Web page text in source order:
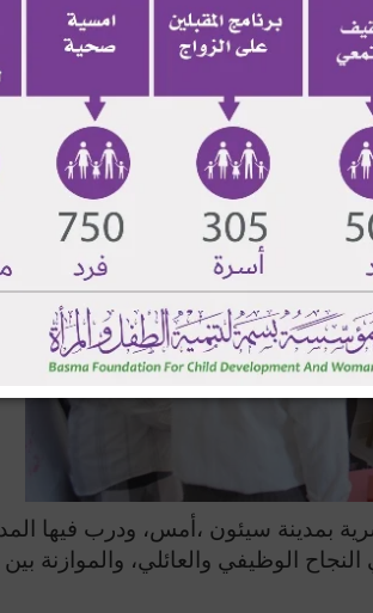
للاستشارات الأسرية بمدينة سيئون ،أمس، ودرب
الوظيفي والعائلي، والموازنة